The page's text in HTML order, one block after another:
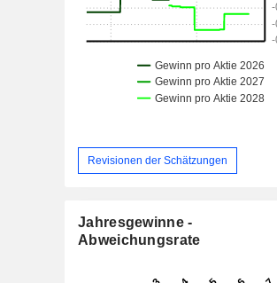
Revisionen der Schätzungen
Jahresgewinne -
Abweichungsrate